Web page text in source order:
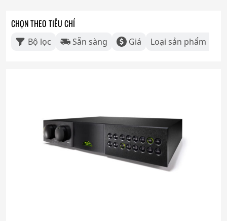
CHỌN THEO TIÊU CHÍ
Bộ lọc Sẵn sàng Giá Loại sản phẩm